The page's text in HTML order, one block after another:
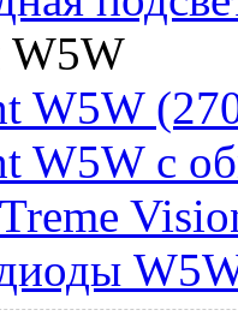
W5W
W5W
W5W с